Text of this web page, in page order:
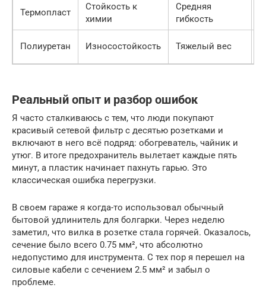
Термопласт
Стойкость к
химии
Средняя
гибкость
Полиуретан Износостойкость Тяжелый вес
Реальный опыт и разбор ошибок
Я часто сталкиваюсь с тем, что люди покупают
красивый сетевой фильтр с десятью розетками и
включают в него всё подряд: обогреватель, чайник и
утюг. В итоге предохранитель вылетает каждые пять
минут, а пластик начинает пахнуть гарью. Это
классическая ошибка перегрузки.
В своем гараже я когда-то использовал обычный
бытовой удлинитель для болгарки. Через неделю
заметил, что вилка в розетке стала горячей. Оказалось,
сечение было всего 0.75 мм², что абсолютно
недопустимо для инструмента. С тех пор я перешел на
силовые кабели с сечением 2.5 мм² и забыл о
проблеме.